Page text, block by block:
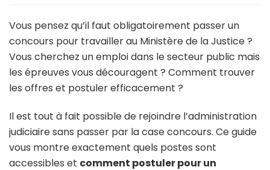
Vous pensez qu’il faut obligatoirement passer un
concours pour travailler au Ministère de la Justice ?
Vous cherchez un emploi dans le secteur public mais
les épreuves vous découragent ? Comment trouver
les offres et postuler efficacement ?
Il est tout à fait possible de rejoindre l’administration
judiciaire sans passer par la case concours. Ce guide
vous montre exactement quels postes sont
accessibles et comment postuler pour un